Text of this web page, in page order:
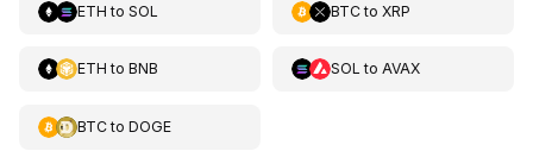
ETH to SOL BTCto XRP
ETH to BNB SOL to AVAX
BTCto DOGE